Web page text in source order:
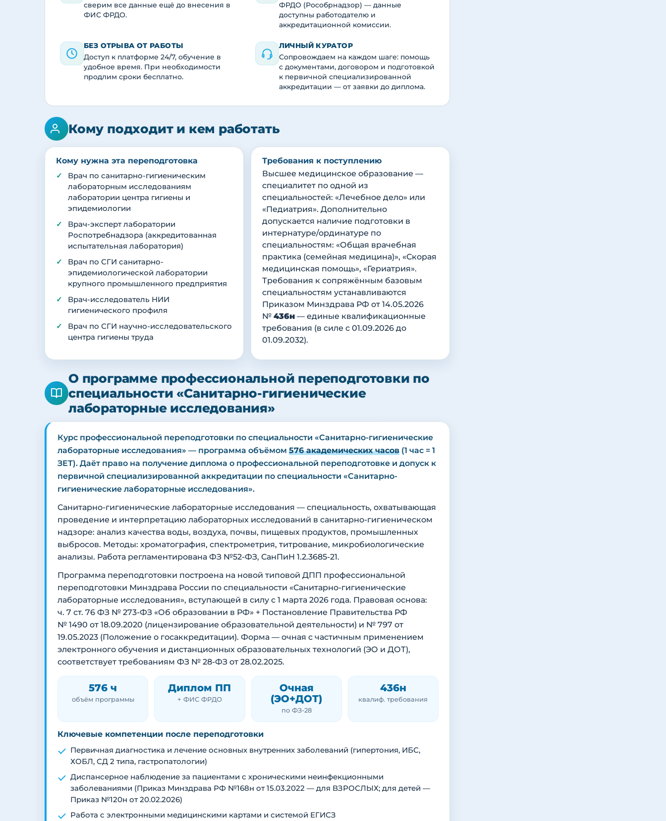
сверим все данные ещё до внесения в
ФИС ФРДО.
ФРДО (Рособрнадзор) — данные
доступны работодателю и
аккредитационной комиссии.
БЕЗ ОТРЫВА ОТ РАБОТЫ
Доступ к платформе 24/7, обучение в
удобное время. При необходимости
продлим сроки бесплатно.
ЛИЧНЫЙ КУРАТОР
Сопровождаем на каждом шаге: помощь
с документами, договором и подготовкой
к первичной специализированной
аккредитации — от заявки до диплома.
Кому подходит и кем работать
Кому нужна эта переподготовка
Врач по санитарно-гигиеническим
лабораторным исследованиям
лаборатории центра гигиены и
эпидемиологии
Врач-эксперт лаборатории
Роспотребнадзора (аккредитованная
испытательная лаборатория)
Врач по СГИ санитарно-
эпидемиологической лаборатории
крупного промышленного предприятия
Врач-исследователь НИИ
гигиенического профиля
Врач по СГИ научно-исследовательского
центра гигиены труда
Требования к поступлению
Высшее медицинское образование —
специалитет по одной из
специальностей: «Лечебное дело» или
«Педиатрия». Дополнительно
допускается наличие подготовки в
интернатуре/ординатуре по
специальностям: «Общая врачебная
практика (семейная медицина)», «Скорая
медицинская помощь», «Гериатрия».
Требования к сопряжённым базовым
специальностям устанавливаются
Приказом Минздрава РФ от 14.05.2026
№ 436н — единые квалификационные
требования (в силе с 01.09.2026 до
01.09.2032).
О программе профессиональной переподготовки по
специальности «Санитарно-гигиенические
лабораторные исследования»
Курс профессиональной переподготовки по специальности «Санитарно-гигиенические
лабораторные исследования» — программа объёмом 576 академических часов (1 час = 1
ЗЕТ). Даёт право на получение диплома о профессиональной переподготовке и допуск к
первичной специализированной аккредитации по специальности «Санитарно-
гигиенические лабораторные исследования».
Санитарно-гигиенические лабораторные исследования — специальность, охватывающая
проведение и интерпретацию лабораторных исследований в санитарно-гигиеническом
надзоре: анализ качества воды, воздуха, почвы, пищевых продуктов, промышленных
выбросов. Методы: хроматография, спектрометрия, титрование, микробиологические
анализы. Работа регламентирована ФЗ №52-ФЗ, СанПиН 1.2.3685-21.
Программа переподготовки построена на новой типовой ДПП профессиональной
переподготовки Минздрава России по специальности «Санитарно-гигиенические
лабораторные исследования», вступающей в силу с 1 марта 2026 года. Правовая основа:
ч. 7 ст. 76 ФЗ № 273-ФЗ «Об образовании в РФ» + Постановление Правительства РФ
№ 1490 от 18.09.2020 (лицензирование образовательной деятельности) и № 797 от
19.05.2023 (Положение о госаккредитации). Форма — очная с частичным применением
электронного обучения и дистанционных образовательных технологий (ЭО и ДОТ),
соответствует требованиям ФЗ № 28-ФЗ от 28.02.2025.
576 ч
объём программы
Диплом ПП
+ ФИС ФРДО
Очная
(ЭО+ДОТ)
по ФЗ-28
436н
квалиф. требования
Ключевые компетенции после переподготовки
Первичная диагностика и лечение основных внутренних заболеваний (гипертония, ИБС,
ХОБЛ, СД 2 типа, гастропатологии)
Диспансерное наблюдение за пациентами с хроническими неинфекционными
заболеваниями (Приказ Минздрава РФ №168н от 15.03.2022 — для ВЗРОСЛЫХ; для детей —
Приказ №120н от 20.02.2026)
Работа с электронными медицинскими картами и системой ЕГИСЗ